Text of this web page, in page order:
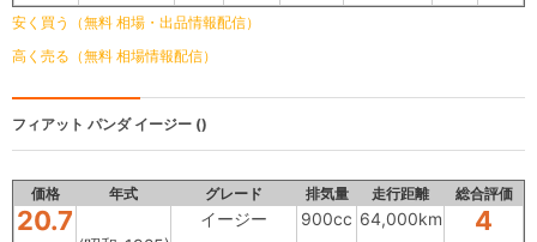
安く買う（無料 相場・出品情報配信）
高く売る（無料 相場情報配信）
フィアット パンダイージー ()
価格 年式 グレード 排気量 走行距離 総合評価
20.7 イージー 900cc 64,000km 4